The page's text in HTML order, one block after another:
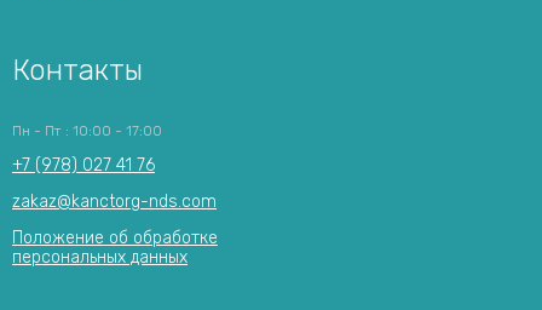
Контакты
Пн - Пт : 10:00 - 17:00
+7 (978) 027 41 76
zakaz@kanctorg-nds.com
Положение об обработке
персональных данных